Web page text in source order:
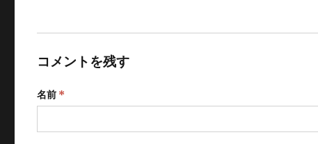
コメントを残す
名前 *